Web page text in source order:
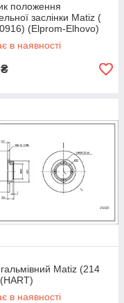
положення
заслінки Matiz (
(Elprom-Elhovo)
в наявності
₴
Matiz (214
в наявності